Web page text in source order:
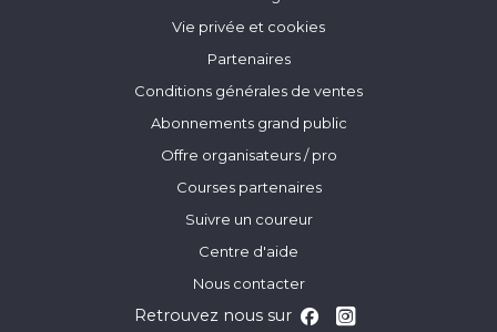
Vie privée et cookies
Partenaires
Conditions générales de ventes
Abonnements grand public
Offre organisateurs / pro
Courses partenaires
Suivre un coureur
Centre d'aide
Nous contacter
Retrouvez nous sur